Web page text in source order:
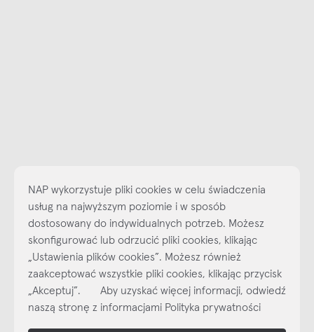
Najlepsze inspiracje i promocje na wyciągnięcie ręki, zapisz się już
dzisiaj do naszego cyklicznego newslettera!
SubskrybujNEWSLETTER
NAP wykorzystuje pliki cookies w celu świadczenia
usług na najwyższym poziomie i w sposób
dostosowany do indywidualnych potrzeb. Możesz
skonfigurować lub odrzucić pliki cookies, klikając
„Ustawienia plików cookies”. Możesz również
zaakceptować wszystkie pliki cookies, klikając przycisk
„Akceptuj”. Aby uzyskać więcej informacji, odwiedź
naszą stronę z informacjami Polityka prywatności